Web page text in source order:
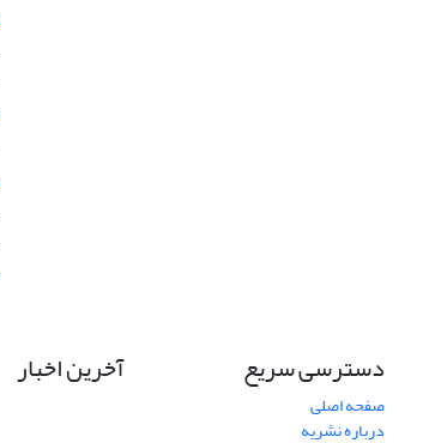
دسترسی سریع
صفحه اصلی
درباره نشریه
آخرین اخبار